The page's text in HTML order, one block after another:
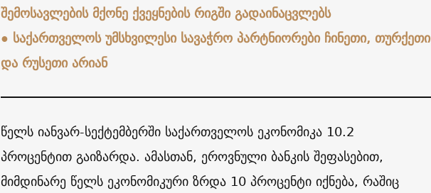
შემოსავლების მქონე ქვეყნების რიგში გადაინაცვლებს
● საქართველოს უმსხვილესი სავაჭრო პარტნიორები ჩინეთი, თურქეთი
და რუსეთი არიან
წელს იანვარ-სექტემბერში საქართველოს ეკონომიკა 10.2
პროცენტით გაიზარდა. ამასთან, ეროვნული ბანკის შეფასებით,
მიმდინარე წელს ეკონომიკური ზრდა 10 პროცენტი იქნება, რაშიც